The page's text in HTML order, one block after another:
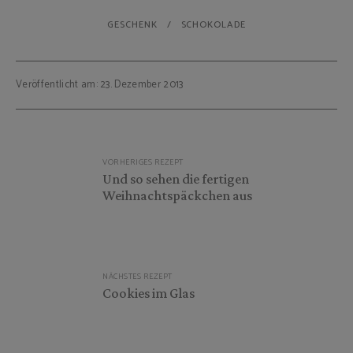
GESCHENK SCHOKOLADE
Veröffentlicht am: 23. Dezember 2013
Beitragsnavigation
VORHERIGES REZEPT
Und so sehen die fertigen
Weihnachtspäckchen aus
NÄCHSTES REZEPT
Cookies im Glas